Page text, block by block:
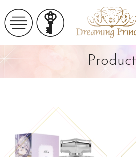
Product